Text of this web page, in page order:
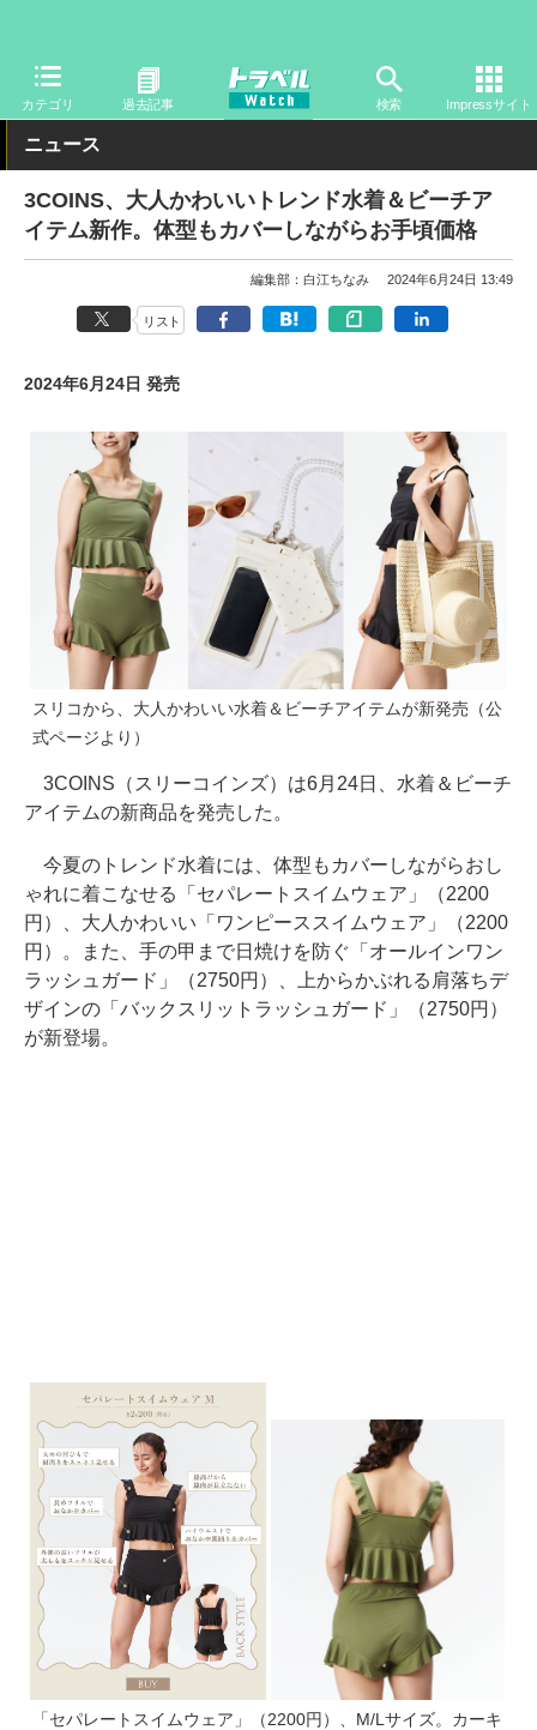
カテゴリ 過去記事 検索 Impressサイト
トラベル Watch 旅の情報 観光地 海・プール
ニュース
3COINS、大人かわいいトレンド水着＆ビーチア
イテム新作。体型もカバーしながらお手頃価格
編集部：白江ちなみ 2024年6月24日 13:49
リスト
2024年6月24日 発売
スリコから、大人かわいい水着＆ビーチアイテムが新発売（公
式ページより）
3COINS（スリーコインズ）は6月24日、水着＆ビーチ
アイテムの新商品を発売した。
今夏のトレンド水着には、体型もカバーしながらおし
ゃれに着こなせる「セパレートスイムウェア」（2200
円）、大人かわいい「ワンピーススイムウェア」（2200
円）。また、手の甲まで日焼けを防ぐ「オールインワン
ラッシュガード」（2750円）、上からかぶれる肩落ちデ
ザインの「バックスリットラッシュガード」（2750円）
が新登場。
「セパレートスイムウェア」（2200円）、M/Lサイズ。カーキ